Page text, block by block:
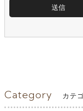
Category カテ